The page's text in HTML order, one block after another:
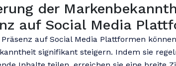
der
auf Social Media
auf Social Media Plattformen
signifikant steigern. Indem sie